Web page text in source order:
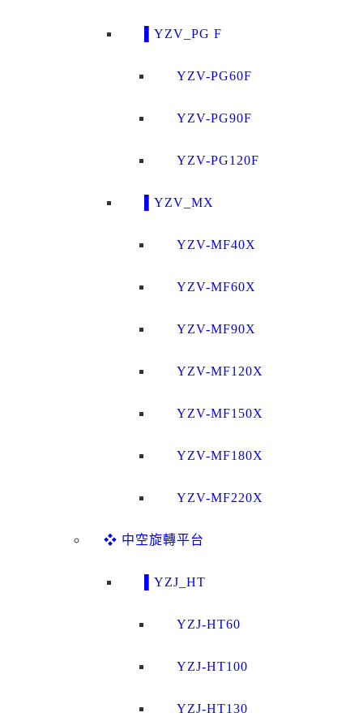
▌YZV_PG F
YZV-PG60F
YZV-PG90F
YZV-PG120F
▌YZV_MX
YZV-MF40X
YZV-MF60X
YZV-MF90X
YZV-MF120X
YZV-MF150X
YZV-MF180X
YZV-MF220X
❖ 中空旋轉平台
▌YZJ_HT
YZJ-HT60
YZJ-HT100
YZJ-HT130